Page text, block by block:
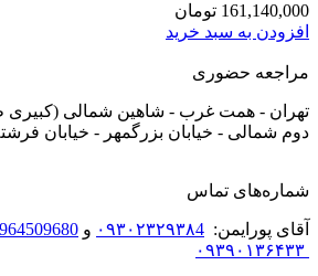
161,140,000 تومان
افزودن به سبد خرید
مراجعه حضوری
تهران - همت غرب - شاهین شمالی (کبیری
دوم شمالی - خیابان بزرگمهر - خیابان
شماره‌های تماس
آقای پورایمن: ۰۹۳۰۲۳۲۹۳۸4 و